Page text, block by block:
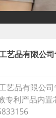
艺品有限公
艺品有限公
专利产品内